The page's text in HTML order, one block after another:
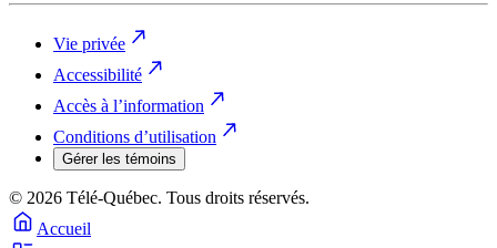
Vie privée
Accessibilité
Accès à l’information
Conditions d’utilisation
Gérer les témoins
© 2026 Télé-Québec. Tous droits réservés.
Accueil